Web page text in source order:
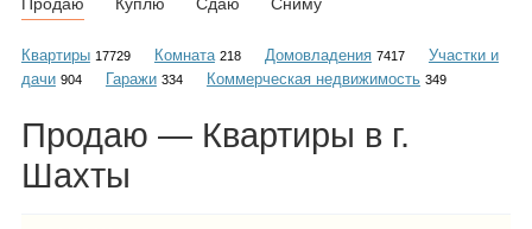
Объявления
Квартиры 17729 Комната 218 Домовладения 7417
Участки и
дачи 904 Гаражи 334 Коммерческая недвижимость 349
Продаю — Квартиры в г.
Шахты